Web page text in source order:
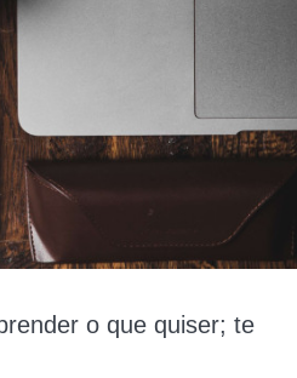
o que quiser; te